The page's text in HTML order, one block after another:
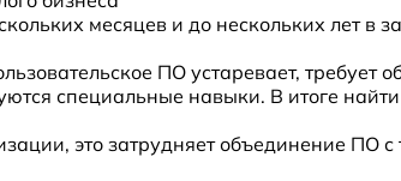
месяцев и до нескольких лет в
ПО устаревает, требует
специальные навыки. В итоге
это затрудняет объединение ПО